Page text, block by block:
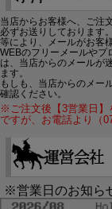
当店からお客様へ、ご注
必ずお送りしております
等により、メールがお客
WEBのフリーメールやプ
は、当店からのメールが
ます。
もしも、当店からのメー
確認ください。
※ご注文後【3営業日】
ですが、お電話より（
※営業日のお知ら